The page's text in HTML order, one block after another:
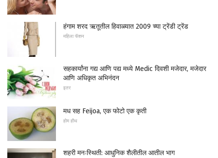
हंगाम शरद ऋतूतील हिवाळ्यात 2009 च्या ट्रेंडी ट्रेंड
महिला फॅशन
सहकार्यांना गद्य आणि पद्य मध्ये Medic दिवशी मजेदार, मजेदार
आणि अधिकृत अभिनंदन
इतर
मध सह Feijoa, एक फोटो एक कृती
होम हौथ
शहरी मनःस्थिती: आधुनिक शैलीतील आतील भाग